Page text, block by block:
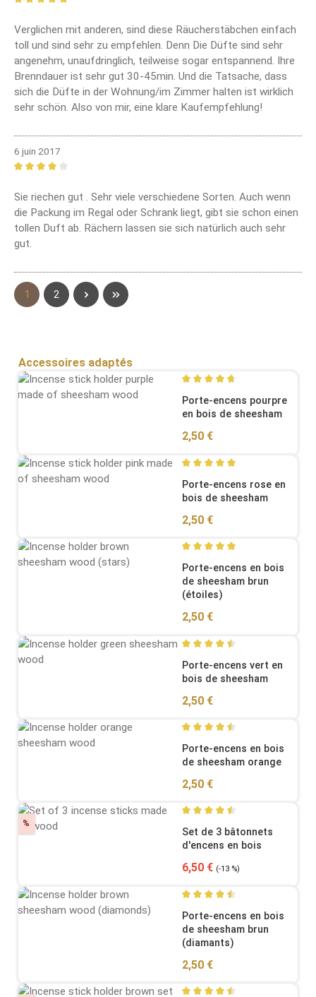
Verglichen mit anderen, sind diese Räucherstäbchen einfach
toll und sind sehr zu empfehlen. Denn Die Düfte sind sehr
angenehm, unaufdringlich, teilweise sogar entspannend. Ihre
Brenndauer ist sehr gut 30-45min. Und die Tatsache, dass
sich die Düfte in der Wohnung/im Zimmer halten ist wirklich
sehr schön. Also von mir, eine klare Kaufempfehlung!
6 juin 2017
Sie riechen gut . Sehr viele verschiedene Sorten. Auch wenn
die Packung im Regal oder Schrank liegt, gibt sie schon einen
tollen Duft ab. Rächern lassen sie sich natürlich auch sehr
gut.
Page
1 Page
2
Sauter la galerie de produits
Accessoires adaptés
Average rating of 4.67 out
Porte-encens pourpre
en bois de sheesham
Regular price:
2,50 €
Average rating of 5 out of
Porte-encens rose en
bois de sheesham
Regular price:
2,50 €
Average rating of 4.89 out
Porte-encens en bois
de sheesham brun
(étoiles)
Regular price:
2,50 €
Average rating of 4.62 out
Porte-encens vert en
bois de sheesham
Regular price:
2,50 €
Average rating of 4.58 out
Porte-encens en bois
de sheesham orange
Regular price:
2,50 €
% Discount Average rating of 4.57 out
Set de 3 bâtonnets
d'encens en bois
Sale price:
6,50 € Regular price:
(-13 %)
Average rating of 4.58 out
Porte-encens en bois
de sheesham brun
(diamants)
Regular price:
2,50 €